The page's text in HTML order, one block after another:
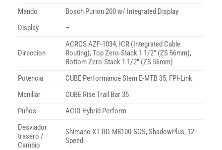
Mando
Bosch Purion 200 w/ Integrated Display
Display
–
Direccion
ACROS AZF-1034, ICR (Integrated Cable
Routing), Top Zero-Stack 1 1/2″ (ZS 56mm),
Bottom Zero-Stack 1 1/2″ (ZS 56mm)
Potencia
CUBE Performance Stem E-MTB 35, FPI-Link
Manillar
CUBE Rise Trail Bar 35
Puños
ACID Hybrid Perform
Desviador
trasero /
Cambio
Shimano XT RD-M8100-SGS, ShadowPlus, 12-
Speed